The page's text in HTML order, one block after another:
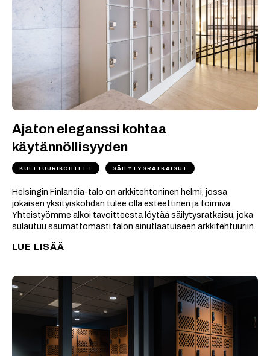
Ajaton eleganssi kohtaa
käytännöllisyyden
KULTTUURIKOHTEET SÄILYTYSRATKAISUT
Helsingin Finlandia-talo on arkkitehtoninen helmi, jossa
jokaisen yksityiskohdan tulee olla esteettinen ja toimiva.
Yhteistyömme alkoi tavoitteesta löytää säilytysratkaisu, joka
sulautuu saumattomasti talon ainutlaatuiseen arkkitehtuuriin.
LUE LISÄÄ